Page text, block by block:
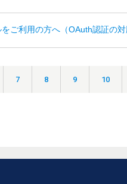
ご利用の方へ（OAuth認証の対
7 8 9 10